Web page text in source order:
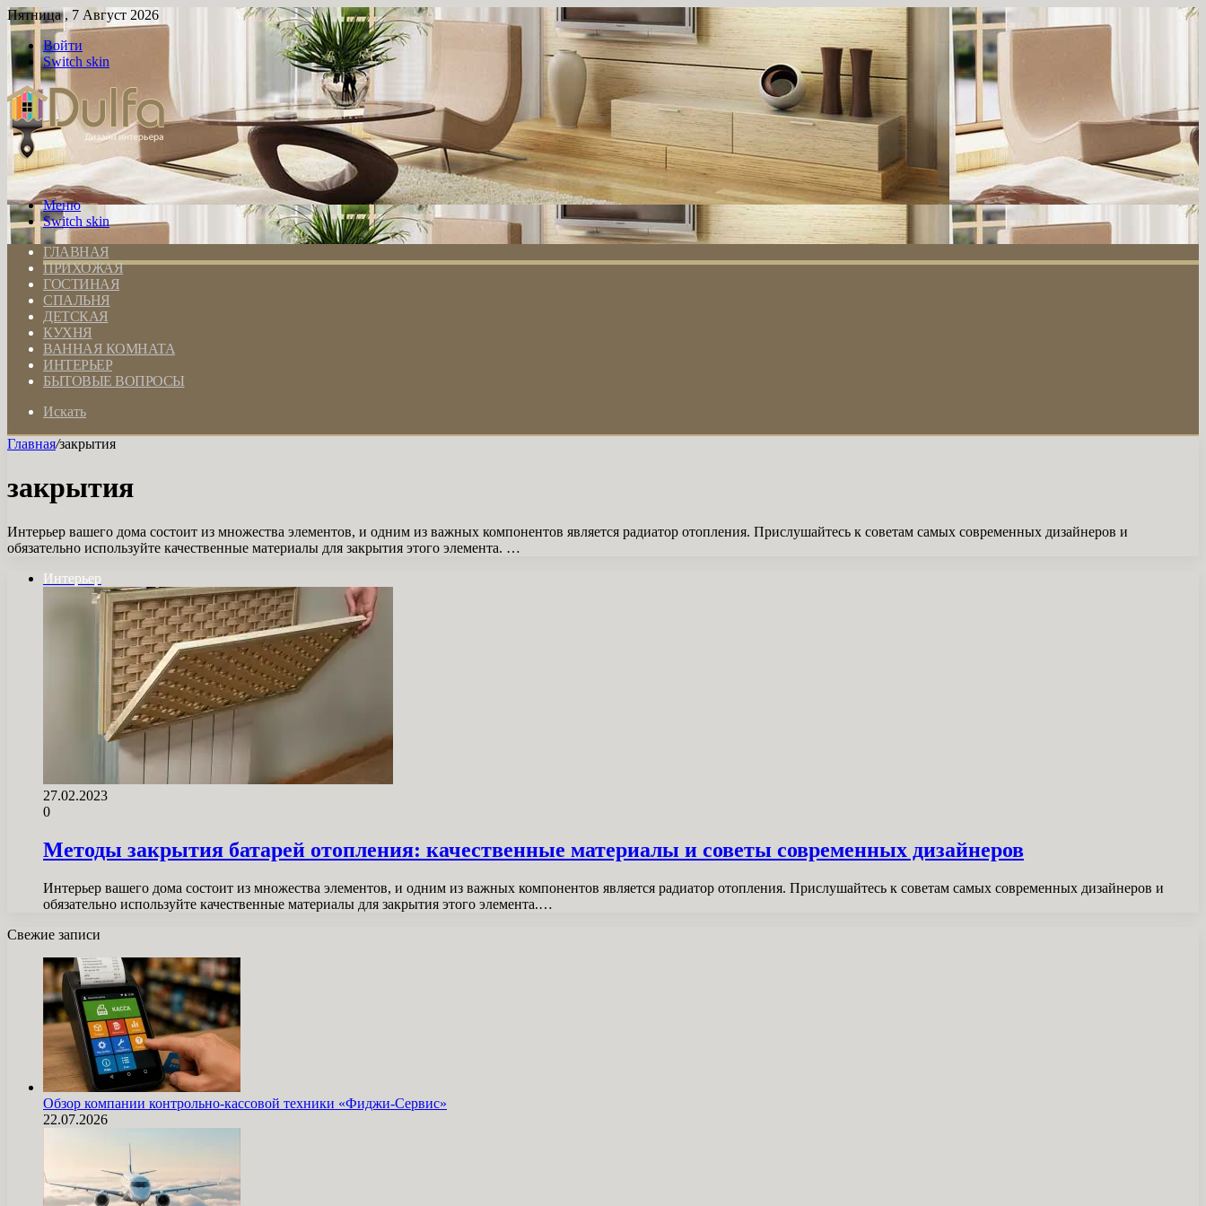
Пятница , 7 Август 2026
Войти
Switch skin
Меню
Switch skin
ГЛАВНАЯ
ПРИХОЖАЯ
ГОСТИНАЯ
СПАЛЬНЯ
ДЕТСКАЯ
КУХНЯ
ВАННАЯ КОМНАТА
ИНТЕРЬЕР
БЫТОВЫЕ ВОПРОСЫ
Искать
Главная/закрытия
закрытия
Интерьер вашего дома состоит из множества элементов, и одним из важных компонентов является радиатор отопления. Прислушайтесь к советам самых современных дизайнеров и
обязательно используйте качественные материалы для закрытия этого элемента. …
Интерьер
27.02.2023
0
Методы закрытия батарей отопления: качественные материалы и советы современных дизайнеров
Интерьер вашего дома состоит из множества элементов, и одним из важных компонентов является радиатор отопления. Прислушайтесь к советам самых современных дизайнеров и
обязательно используйте качественные материалы для закрытия этого элемента.…
Свежие записи
Обзор компании контрольно-кассовой техники «Фиджи-Сервис»
22.07.2026